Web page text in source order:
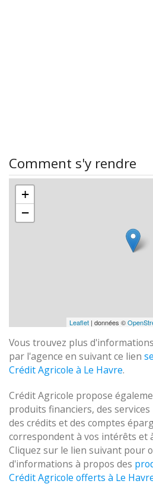
Comment s'y rendre
+
−
Leaflet | données ©
Vous trouvez plus
par l'agence en suivant ce lien
Crédit Agricole à Le Havre.
Crédit Agricole propose
produits financiers, des
des crédits et des comptes
correspondent à vos intérêts et
Cliquez sur le lien suivant pour
d'informations à propos des
Crédit Agricole offerts à Le